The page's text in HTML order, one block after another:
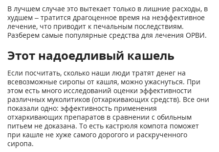
В лучшем случае это вытекает только в лишние расходы, в
худшем – тратится драгоценное время на неэффективное
лечение, что приводит к печальным последствиям.
Разберем самые популярные средства для лечения ОРВИ.
Этот надоедливый кашель
Если посчитать, сколько наши люди тратят денег на
всевозможные сиропы от кашля, можно ужаснуться. При
этом есть много исследований оценки эффективности
различных муколитиков (отхаркивающих средств). Все они
показали одно: эффективность применения
отхаркивающих препаратов в сравнении с обильным
питьем не доказана. То есть кастрюля компота поможет
при кашле не хуже самого дорогого и раскрученного
сиропа.